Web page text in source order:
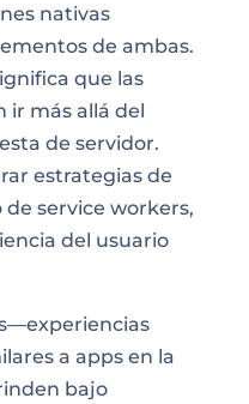
nativas
de ambas.
que las
ir más allá del
de servidor.
estrategias de
service workers,
del usuario
a apps en la
bajo